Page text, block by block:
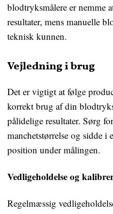
blodtryksmålere er nemme
resultater, mens manuelle
teknisk kunnen.
Vejledning i brug
Det er vigtigt at følge
korrekt brug af din
pålidelige resultater. Sørg
manchetstørrelse og sidde i
position under målingen.
Vedligeholdelse og
Regelmæssig